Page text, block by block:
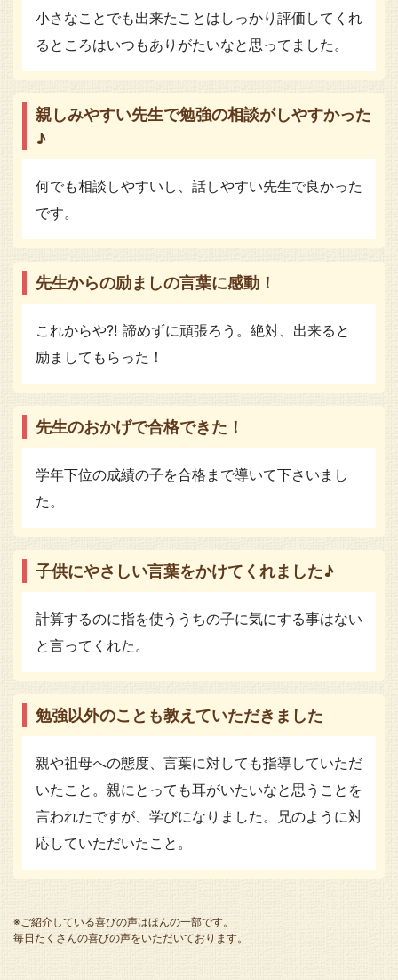
小さなことでも出来たことはしっかり評価してくれ
るところはいつもありがたいなと思ってました。
親しみやすい先生で勉強の相談がしやすかった
♪
何でも相談しやすいし、話しやすい先生で良かった
です。
先生からの励ましの言葉に感動！
これからや⁈ 諦めずに頑張ろう。絶対、出来ると
励ましてもらった！
先生のおかげで合格できた！
学年下位の成績の子を合格まで導いて下さいまし
た。
子供にやさしい言葉をかけてくれました♪
計算するのに指を使ううちの子に気にする事はない
と言ってくれた。
勉強以外のことも教えていただきました
親や祖母への態度、言葉に対しても指導していただ
いたこと。親にとっても耳がいたいなと思うことを
言われたですが、学びになりました。兄のように対
応していただいたこと。
※ご紹介している喜びの声はほんの一部です。
毎日たくさんの喜びの声をいただいております。